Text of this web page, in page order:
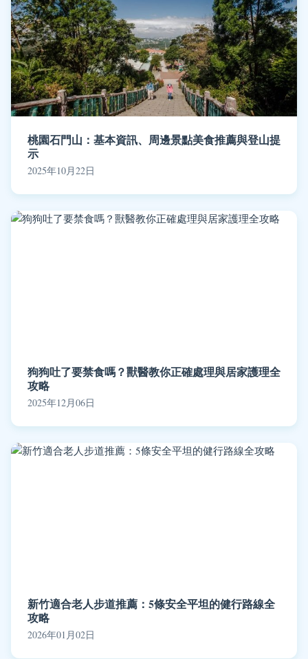
桃園石門山：基本資訊、周邊景點美食推薦與登山提
示
2025年10月22日
狗狗吐了要禁食嗎？獸醫教你正確處理與居家護理全
攻略
2025年12月06日
新竹適合老人步道推薦：5條安全平坦的健行路線全
攻略
2026年01月02日